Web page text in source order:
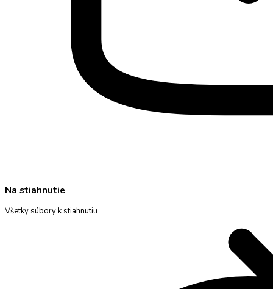
Na stiahnutie
Všetky súbory k stiahnutiu